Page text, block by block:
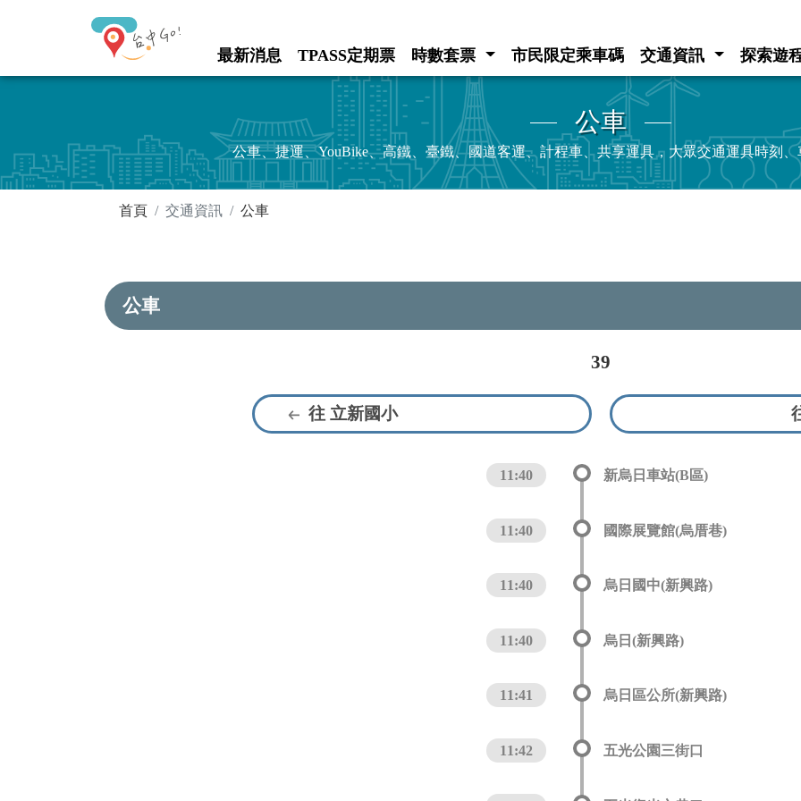
最新消息 TPASS定期票 時數套票 市民限定乘車碼 交通資訊 探索遊
公車
公車、捷運、YouBike、高鐵、臺鐵、國道客運、計程車、共享運具，大眾交通運具時刻
首頁 交通資訊 公車
公車
39
往 立新國小
11:40 新烏日車站(B區)
11:40 國際展覽館(烏厝巷)
11:40 烏日國中(新興路)
11:40 烏日(新興路)
11:41 烏日區公所(新興路)
11:42 五光公園三街口